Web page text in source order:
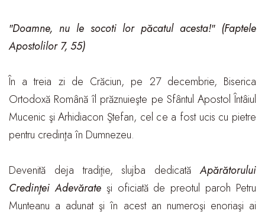
″Doamne, nu le socoti lor păcatul acesta!″ (Faptele
Apostolilor 7, 55)
În a treia zi de Crăciun, pe 27 decembrie, Biserica
Ortodoxă Română îl prăznuieşte pe Sfântul Apostol Întâiul
Mucenic şi Arhidiacon Ştefan, cel ce a fost ucis cu pietre
pentru credinţa în Dumnezeu.
Devenită deja tradiţie, slujba dedicatăApărătorului
Credinţei Adevărateşi oficiată de preotul paroh Petru
Munteanu a adunat şi în acest an numeroşi enoriaşi ai